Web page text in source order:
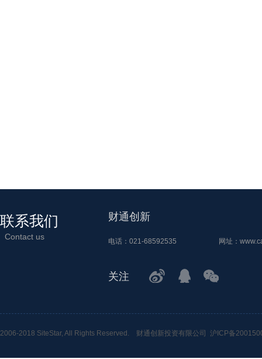
2006-2018 SiteStar, All Rights Reserved. 财通创新投资有限公司 沪ICP备
联系我们
Contact us 电话：021-68592535 网址：
财通创新
关注